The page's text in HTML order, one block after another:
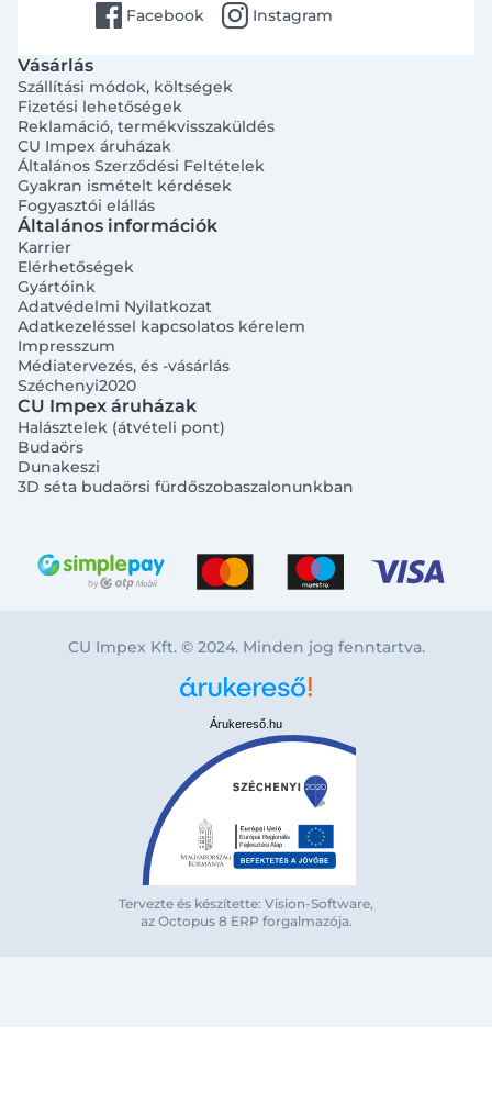
Bejelentkezés e-mail-címmel
facebook Facebook instagram Instagram
Vásárlás
Szállítási módok, költségek
Fizetési lehetőségek
Reklamáció, termékvisszaküldés
CU Impex áruházak
Általános Szerződési Feltételek
Gyakran ismételt kérdések
Fogyasztói elállás
Általános információk
Karrier
Elérhetőségek
Gyártóink
Adatvédelmi Nyilatkozat
Adatkezeléssel kapcsolatos kérelem
Impresszum
Médiatervezés, és -vásárlás
Széchenyi2020
CU Impex áruházak
Halásztelek (átvételi pont)
Budaörs
Dunakeszi
3D séta budaörsi fürdőszobaszalonunkban
CU Impex Kft. © 2024. Minden jog fenntartva.
Árukereső.hu
Tervezte és készítette: Vision-Software,
az Octopus 8 ERP forgalmazója.